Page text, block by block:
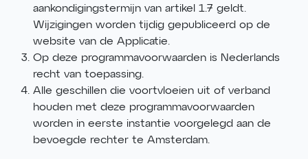
aankondigingstermijn van artikel 1.7 geldt.
Wijzigingen worden tijdig gepubliceerd op de
website van de Applicatie.
Op deze programmavoorwaarden is Nederlands
recht van toepassing.
Alle geschillen die voortvloeien uit of verband
houden met deze programmavoorwaarden
worden in eerste instantie voorgelegd aan de
bevoegde rechter te Amsterdam.